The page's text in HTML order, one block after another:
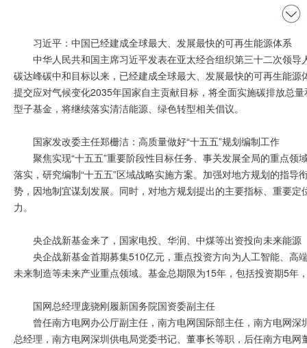
习近平：中国已经建成全球最大、发展最快的可再生能源体系
中华人民共和国主席习近平发表在亚太经合组织第三十二次领
碳达峰碳中和目标以来，已经建成全球最大、发展最快的可再生能
提交应对气候变化2035年国家自主贡献目标，将全面实施碳排放总
型子基金，将继续落实清洁能源、绿色转型相关倡议。
国家发改委主任郑栅洁：高质量做好“十五五”规划编制工作
聚焦实现“十五五”重要阶段性目标任务、事关发展全局的重点
落实，研究编制“十五五”区域战略实施方案。加强对地方规划的指
势，因地制宜谋划发展。同时，对地方规划提出的主要指标、重要
力。
央企战新基金来了，国家电投、华润、中煤等出资投向未来能源
央企战新基金首期募集510亿元，重点投资方向为人工智能、
未来制造等未来产业重点领域。基金总期限为15年，包括投资期5年
国网总经理庞骁刚履新国务院国资委副主任
曾任南方电网办公厅副主任，南方电网国际部主任，南方电网
总经理，南方电网深圳供电局党委书记、董事长等职，后任南方电